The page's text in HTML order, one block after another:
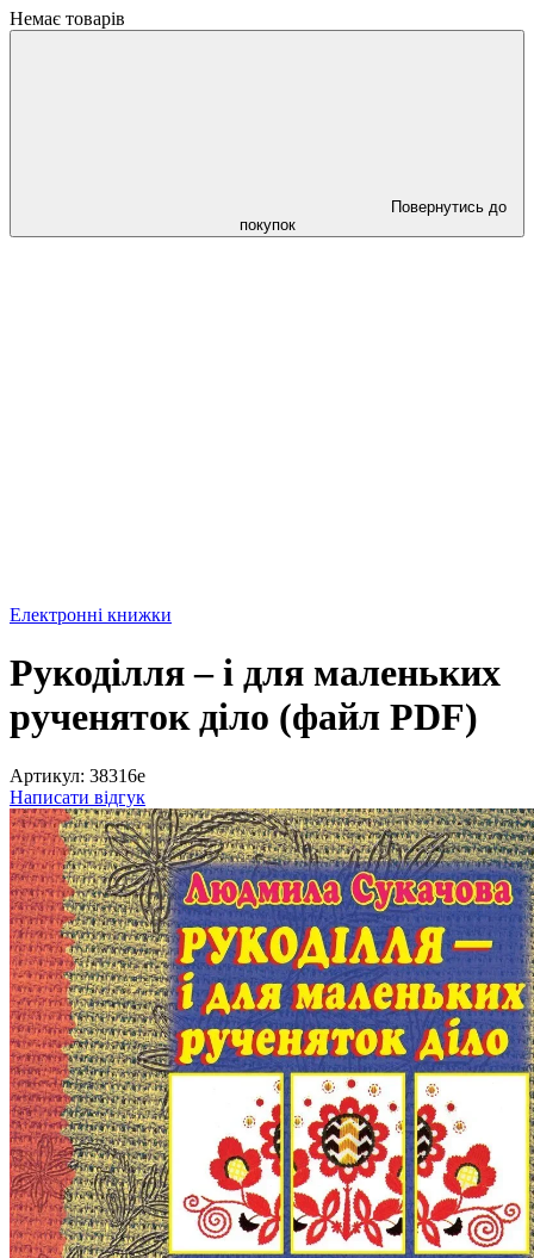
Немає товарів
Повернутись до
покупок
Електронні книжки
Рукоділля – і для маленьких
рученяток діло (файл PDF)
Артикул: 38316е
Написати відгук